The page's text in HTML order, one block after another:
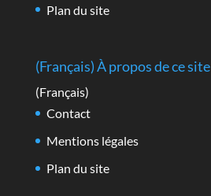
Plan du site
(Français) À propos de ce site
(Français)
Contact
Mentions légales
Plan du site